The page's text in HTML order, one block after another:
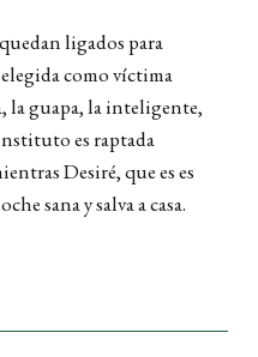
ligados para
como víctima
la guapa, la inteligente,
es raptada
Desiré, que es es
sana y salva a casa.